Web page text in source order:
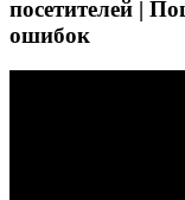
посетителей |
ошибок